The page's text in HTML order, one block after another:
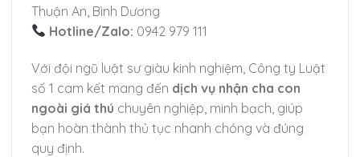
Thuận An, Bình Dương
Hotline/Zalo: 0942 979 111
Với đội ngũ luật sư giàu kinh nghiệm, Công ty Luật
số 1 cam kết mang đến dịch vụ nhận cha con
ngoài giá thú chuyên nghiệp, minh bạch, giúp
bạn hoàn thành thủ tục nhanh chóng và đúng
quy định.